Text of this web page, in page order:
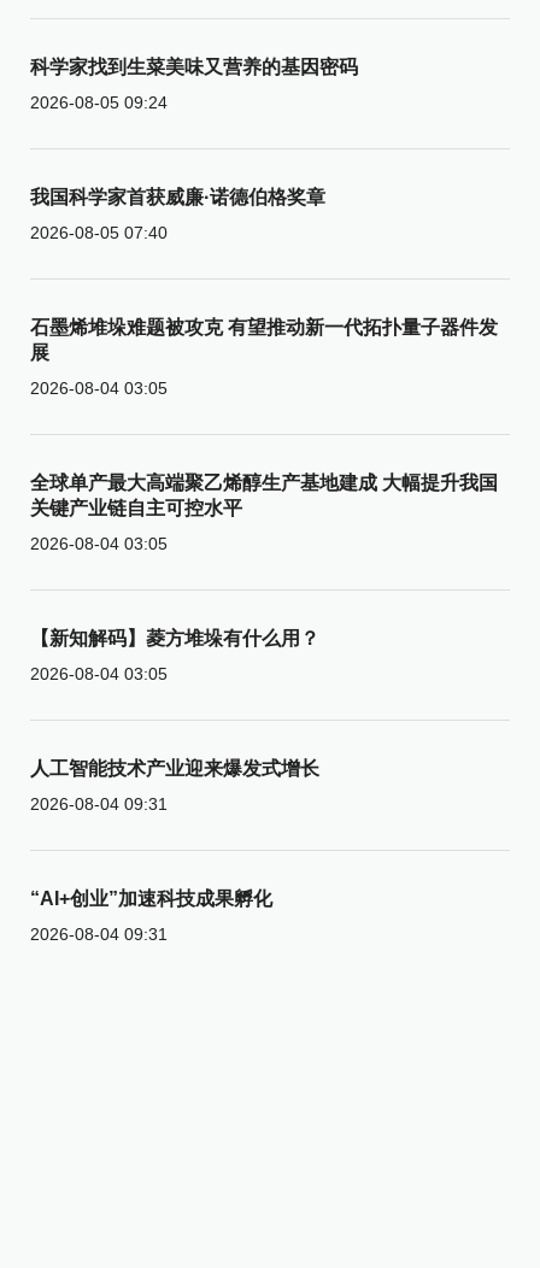
科学家找到生菜美味又营养的基因密码
2026-08-05 09:24
我国科学家首获威廉·诺德伯格奖章
2026-08-05 07:40
石墨烯堆垛难题被攻克 有望推动新一代拓扑量子器件发
展
2026-08-04 03:05
全球单产最大高端聚乙烯醇生产基地建成 大幅提升我国
关键产业链自主可控水平
2026-08-04 03:05
【新知解码】菱方堆垛有什么用？
2026-08-04 03:05
人工智能技术产业迎来爆发式增长
2026-08-04 09:31
“AI+创业”加速科技成果孵化
2026-08-04 09:31